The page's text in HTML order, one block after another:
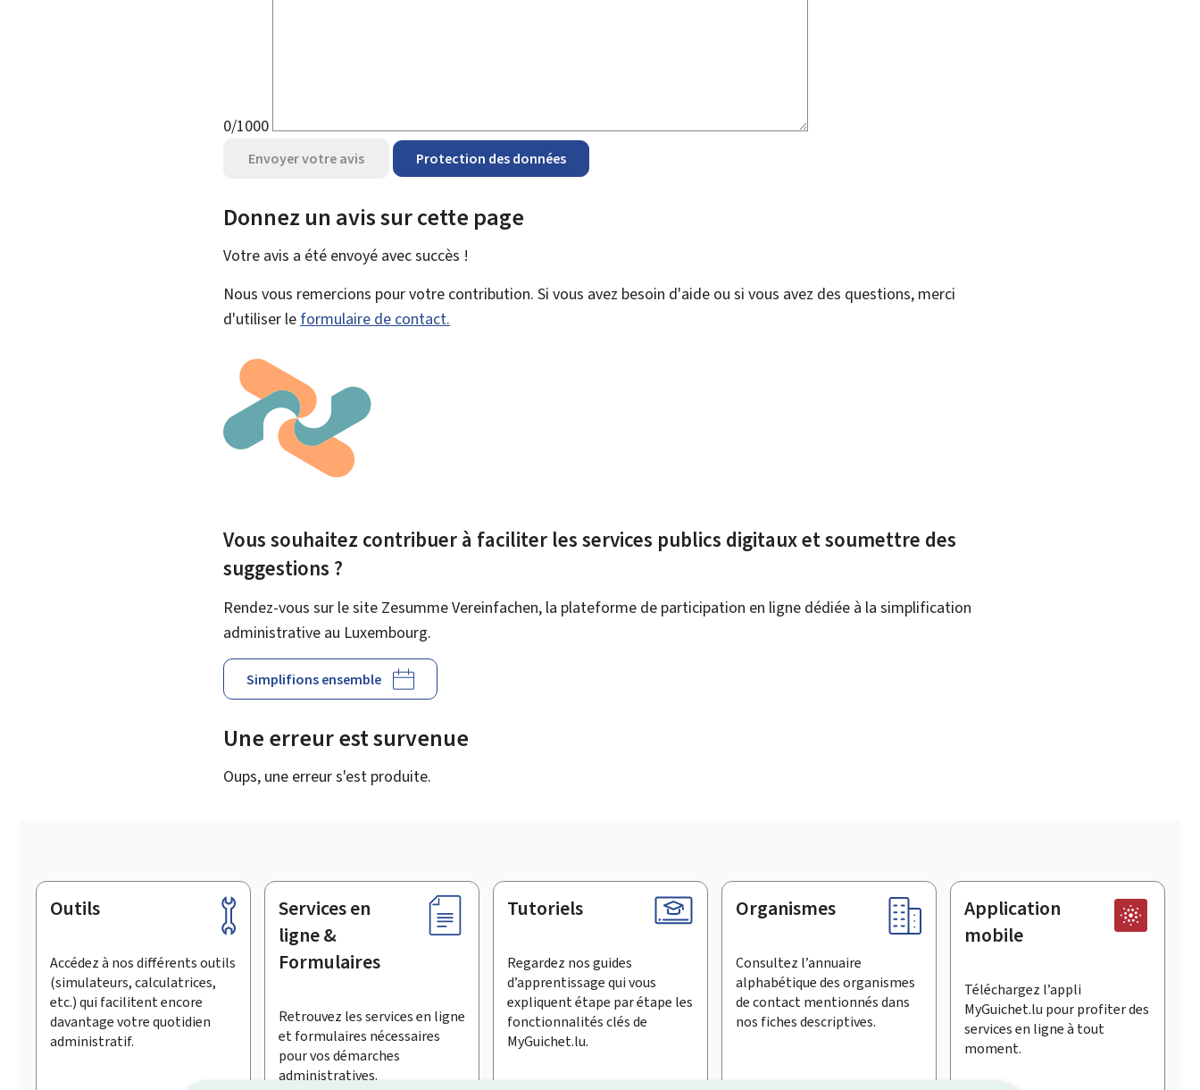
0/1000
Envoyer votre avis Protection des données
Donnez un avis sur cette page
Votre avis a été envoyé avecsuccès !
Nous vous remercions pour votre contribution. Si vous avez besoin d'aide ou si vous avez des questions, merci
d'utiliser le formulaire de contact.
Vous souhaitez contribuer à faciliter les services publics digitaux et soumettre des
suggestions ?
Rendez-vous sur le site Zesumme Vereinfachen, la plateforme de participation en ligne dédiée à la simplification
administrative au Luxembourg.
Simplifions ensemble
Une erreur est survenue
Oups, une erreur s'est produite.
Pied
page
Outils
Accédez à nos différents outils
(simulateurs, calculatrices,
etc.) qui facilitent encore
davantage votre quotidien
administratif.
Services en
ligne &
Formulaires
Retrouvez les services en ligne
et formulaires nécessaires
pour vos démarches
administratives.
Tutoriels
Regardez nos guides
d’apprentissage qui vous
expliquent étape par étape les
fonctionnalités clés de
MyGuichet.lu.
Organismes
Consultez l’annuaire
alphabétique des organismes
de contact mentionnés dans
nos fiches descriptives.
Application
mobile
Téléchargez l’appli
MyGuichet.lu pour profiter des
services en ligne à tout
moment.